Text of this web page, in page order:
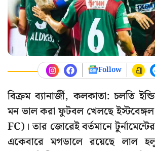
Follow
বিক্রম ব্যানার্জী, কলকাতা: চলতি
মন ভাল করা ফুটবল খেলছে
FC)। তার জোরেই বর্তমানে
একেবারে মগডালে রয়েছে লাল